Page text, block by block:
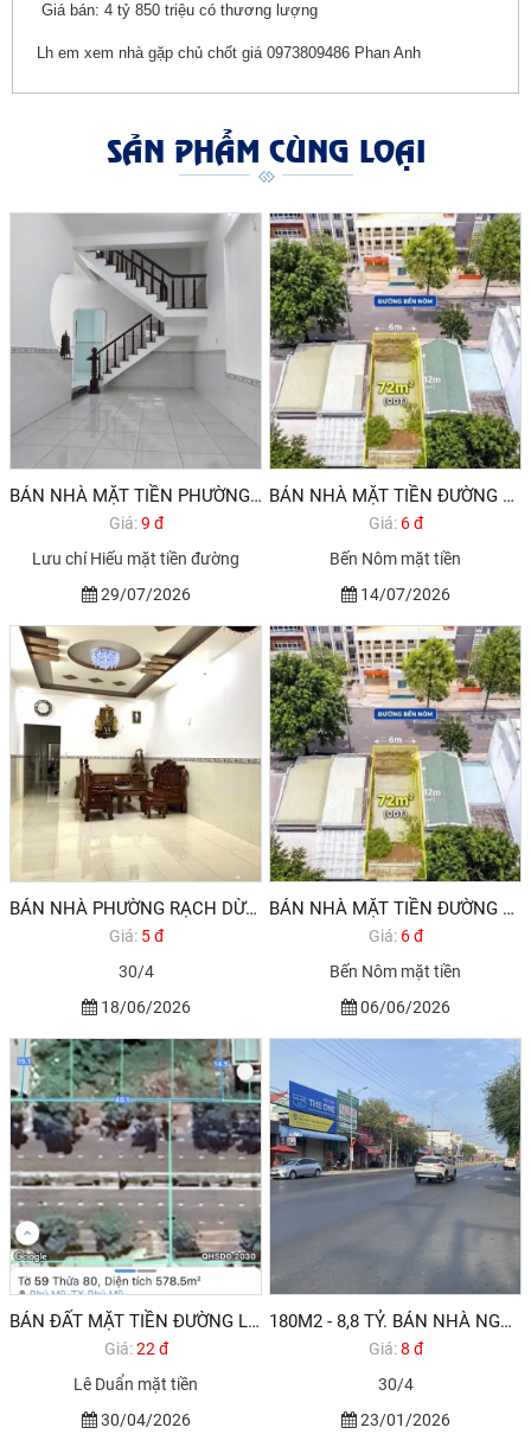
Giá bán: 4 tỷ 850 triệu có thương lượng
Lh em xem nhà gặp chủ chốt giá 0973809486 Phan Anh
SẢN PHẨM CÙNG LOẠI
BÁN NHÀ MẶT TIỀN PHƯỜNG RẠCH DỪA VŨNG TÀU
Giá:9 đ
Lưu chí Hiếu mặt tiền đường
29/07/2026
BÁN NHÀ MẶT TIỀN ĐƯỜNG BẾN NÔM PHƯỜNG RẠCH DỪA VŨNG TÀU
Giá: 6 đ
Bến Nôm mặt tiền
14/07/2026
BÁN NHÀ PHƯỜNG RẠCH DỪA VŨNG TÀU 180M2 5,7 TỶ
Giá: 5 đ
30/4
18/06/2026
BÁN NHÀ MẶT TIỀN ĐƯỜNG BẾN NÔM PHƯỜNG RẠCH DỪA VŨNG TÀU
Giá: 6 đ
Bến Nôm mặt tiền
06/06/2026
BÁN ĐẤT MẶT TIỀN ĐƯỜNG LÊ DUẨN THÀNH PHỐ PHÚ MỸ VŨNG TÀU. QUỸ ĐẤT HIẾM CÓ
Giá:22 đ
Lê Duẩn mặt tiền
30/04/2026
180M2 - 8,8 TỶ. BÁN NHÀ NGHỈ ĐƯỜNG 30/4 PHƯỜNG RẠCH DỪA GẦN KCN ĐÔNG XUYÊN
Giá:8 đ
30/4
23/01/2026